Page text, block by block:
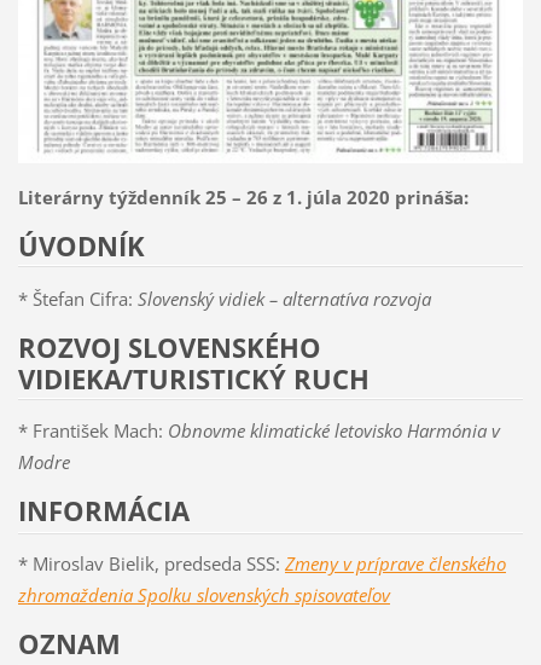
Literárny týždenník 25 – 26 z 1. júla 2020 prináša:
ÚVODNÍK
* Štefan Cifra: Slovenský vidiek – alternatíva rozvoja
ROZVOJ SLOVENSKÉHO
VIDIEKA/TURISTICKÝ RUCH
* František Mach: Obnovme klimatické letovisko Harmónia v
Modre
INFORMÁCIA
* Miroslav Bielik, predseda SSS: Zmeny v príprave členského
zhromaždenia Spolku slovenských spisovateľov
OZNAM